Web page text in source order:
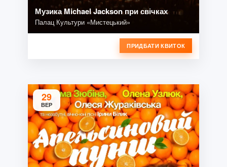
Музика Michael Jackson при свічках
Палац Культури «Мистецький»
ПРИДБАТИ КВИТОК
29
ВЕР